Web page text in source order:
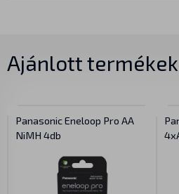
Ajánlott
Panasonic Eneloop Pro AA
NiMH 4db